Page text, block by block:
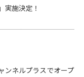
実施決定！
ンネルプラスでオープ